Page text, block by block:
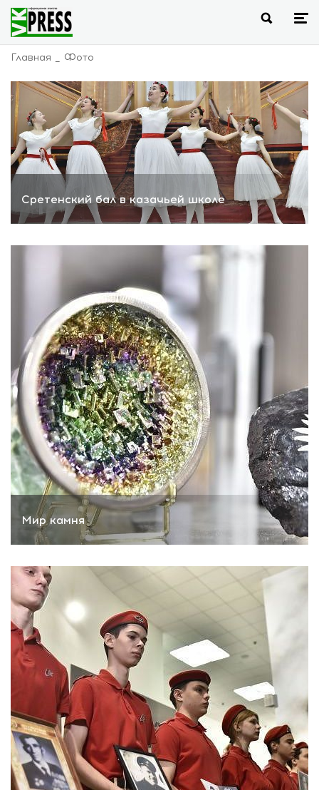
Главная Фото
Сретенский бал в казачьей школе
Мир камня